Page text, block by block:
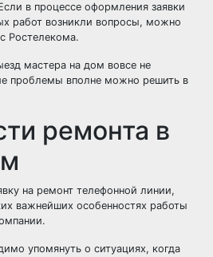
в процессе оформления заявки
работ возникли вопросы, можно
Ростелекома.
мастера на дом вовсе не
проблемы вполне можно решить в
ремонта в
на ремонт телефонной линии,
важнейших особенностях работы
упомянуть о ситуациях, когда